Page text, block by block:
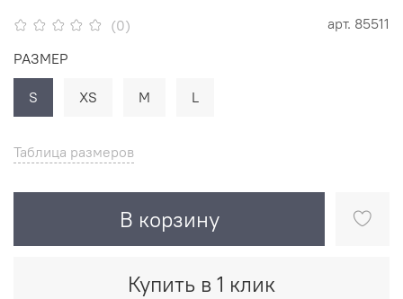
(0) арт. 85511
Таблица размеров
В корзину
Купить в 1 клик
РАЗМЕР
S XS M L